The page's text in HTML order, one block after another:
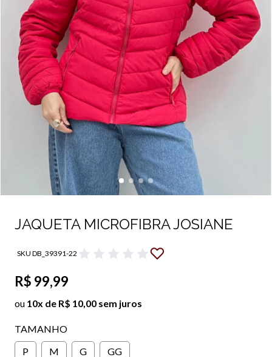
JAQUETA MICROFIBRA JOSIANE
SKU DB_39391-22
R$ 99,99
ou 10x de R$ 10,00 sem juros
TAMANHO
P
M G GG